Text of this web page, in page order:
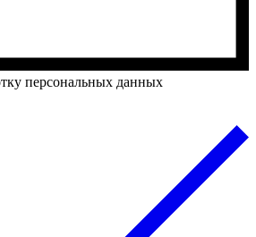
персональных данных